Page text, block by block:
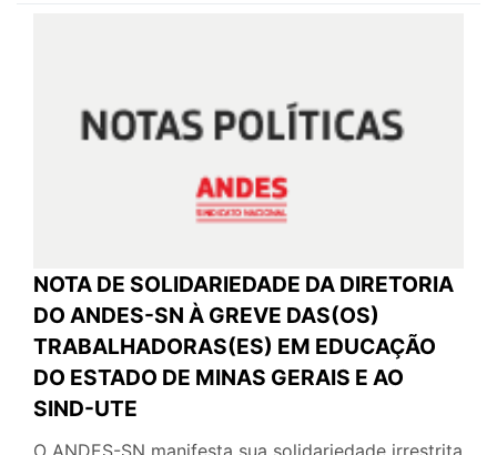
NOTA DE SOLIDARIEDADE DA DIRETORIA
DO ANDES-SN À GREVE DAS(OS)
TRABALHADORAS(ES) EM EDUCAÇÃO
DO ESTADO DE MINAS GERAIS E AO
SIND-UTE